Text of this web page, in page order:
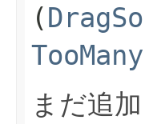
(
まだ追